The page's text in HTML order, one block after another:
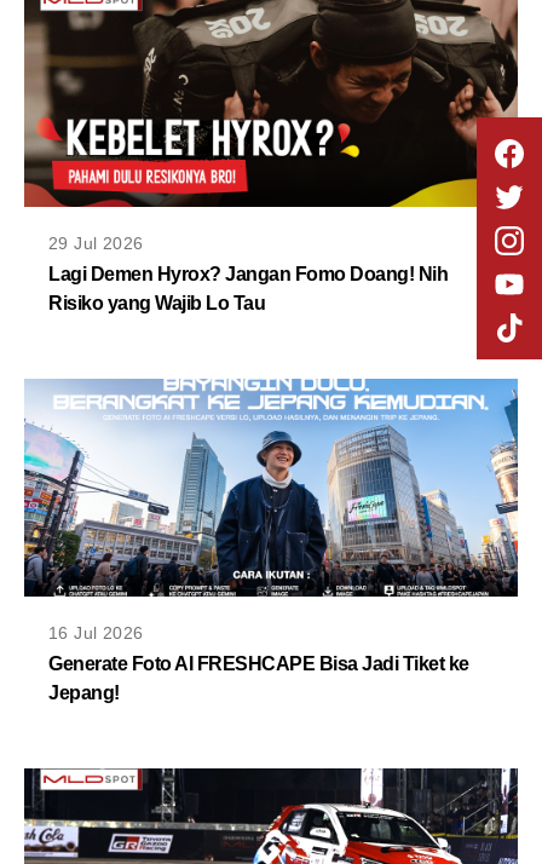
29 Jul 2026
Lagi Demen Hyrox? Jangan Fomo Doang! Nih
Risiko yang Wajib Lo Tau
16 Jul 2026
Generate Foto AI FRESHCAPE Bisa Jadi Tiket ke
Jepang!